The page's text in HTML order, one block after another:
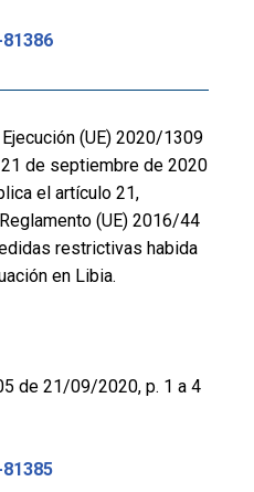
81386
(UE) 2020/1309
de septiembre de 2020
el artículo 21,
(UE) 2016/44
restrictivas habida
en Libia.
de 21/09/2020, p. 1 a 4
81385